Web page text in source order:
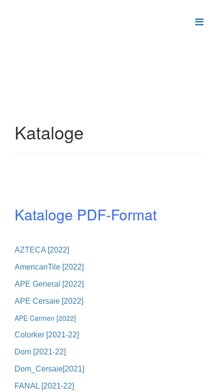
Kataloge
Kataloge PDF-Format
AZTECA [2022]
AmericanTile [2022]
APE General [2022]
APE Cersaie [2022]
APE Carmen [2022]
Colorker [2021-22]
Dom [2021-22]
Dom_Cersaie[2021]
FANAL [2021-22]